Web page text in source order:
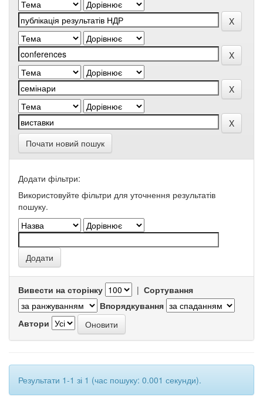
Почати новий пошук
Додати фільтри:
Використовуйте фільтри для уточнення результатів
пошуку.
Вивести на сторінку | Сортування
Впорядкування
Автори
Результати 1-1 зі 1 (час пошуку: 0.001 секунди).